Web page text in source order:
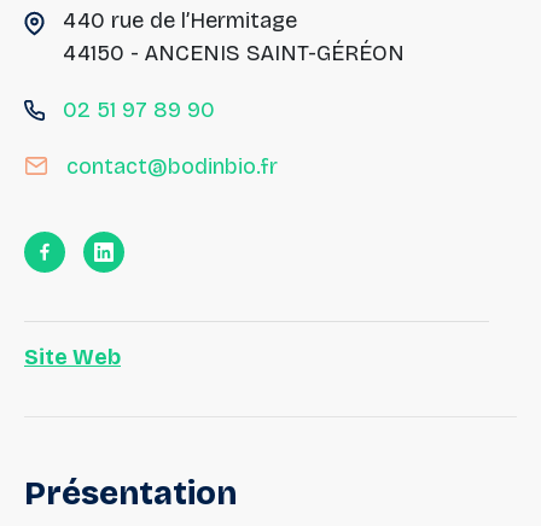
440 rue de l’Hermitage
44150 - ANCENIS SAINT-GÉRÉON
02 51 97 89 90
contact@bodinbio.fr
Site Web
Présentation